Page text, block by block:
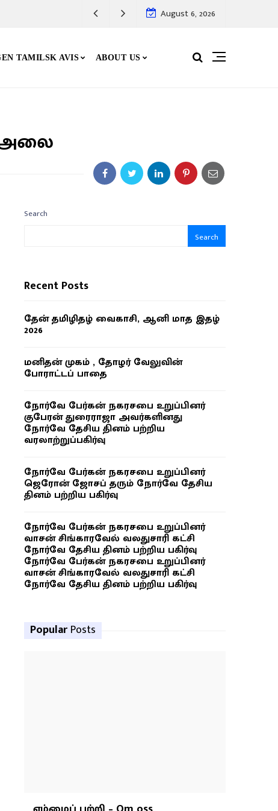
August 6, 2026
TAMILSK AVIS ABOUT US
அலை
Search
Search
Recent Posts
தேன் தமிழிதழ் வைகாசி, ஆனி மாத இதழ்
2026
மனிதன் முகம் , தோழர் வேலுவின்
போராட்டப் பாதை
நோர்வே பேர்கன் நகரசபை உறுப்பினர்
குபேரன் துரைராஜா அவர்களினது
நோர்வே தேசிய தினம் பற்றிய
வரலாற்றுப்பகிர்வு
நோர்வே பேர்கன் நகரசபை உறுப்பினர்
ஜெரோன் ஜோசப் தரும் நோர்வே தேசிய
தினம் பற்றிய பகிர்வு
நோர்வே பேர்கன் நகரசபை உறுப்பினர்
வாசன் சிங்காரவேல் வலதுசாரி கட்சி
நோர்வே தேசிய தினம் பற்றிய பகிர்வு
நோர்வே பேர்கன் நகரசபை உறுப்பினர்
வாசன் சிங்காரவேல் வலதுசாரி கட்சி
நோர்வே தேசிய தினம் பற்றிய பகிர்வு
Popular Posts